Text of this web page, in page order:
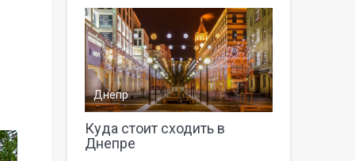
Днепр
Куда стоит сходить в
Днепре